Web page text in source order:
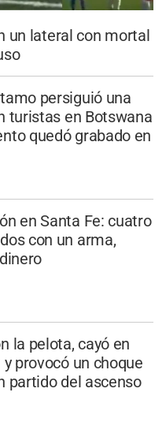
un lateral con mortal
persiguió una
turistas en Botswana
quedó grabado en
en Santa Fe: cuatro
con un arma,
la pelota, cayó en
provocó un choque
partido del ascenso